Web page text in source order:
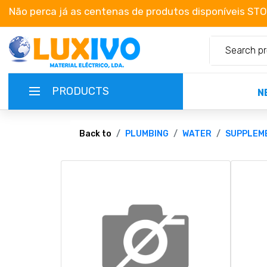
Não perca já as centenas de produtos disponíveis
PRODUCTS
NEW-PRODUCTS
TERMS OF SERVICE
Back to PLUMBING WATER